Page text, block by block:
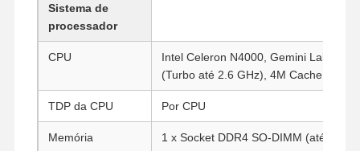
Sistema de
processador
CPU
Intel Celeron N4000, Gemini Lake, 2
(Turbo até 2.6 GHz), 4M Cache, Intel
TDP da CPU Por CPU
Memória
1 x Socket DDR4 SO-DIMM (até